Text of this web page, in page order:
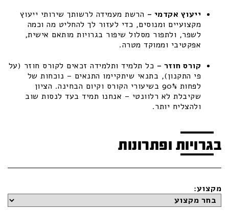
ייעוץ אקדמי – הרשת מעמידה לרשותך שירותי ייעוץ
מקצועיים ומנוסים, כדי לעזור לך להחליט מה וכמה
לשפר, ולתפור מסלול שיפור בגרויות מותאם אישית,
אפקטיבי וממוקד מטרה.
קורס חוזר – כל תלמיד ותלמידה זכאים לקורס חוזר (על
פי התקנון), בתנאי שיתקיימו התנאים – נוכחות של
לפחות 90% בשיעורי הקורס וקיום הבחינה. הציון
שקיבלת לא רלוונטי – אנחנו תמיד בעד לנסות שוב
ולהצליח יותר.
בגרויות ופתרונות
מקצוע: